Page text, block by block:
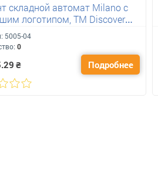
складной автомат Milano с
логотипом, TM Discover
діаметр - 96 см
5005-04
0
₴ Подробнее